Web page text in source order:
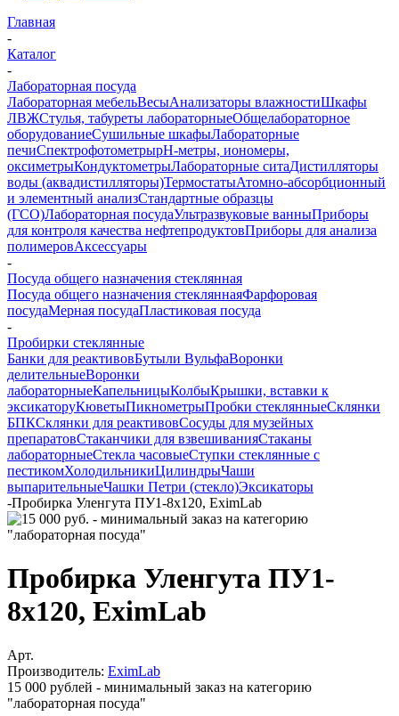
Главная
-
Каталог
-
Лабораторная посуда
Лабораторная мебельВесыАнализаторы влажностиШкафы
ЛВЖСтулья, табуреты лабораторныеОбщелабораторное
оборудованиеСушильные шкафыЛабораторные
печиСпектрофотометрыpH-метры, иономеры,
оксиметрыКондуктометрыЛабораторные ситаДистилляторы
воды (аквадистилляторы)ТермостатыАтомно-абсорбционный
и элементный анализСтандартные образцы
(ГСО)Лабораторная посудаУльтразвуковые ванныПриборы
для контроля качества нефтепродуктовПриборы для анализа
полимеровАксессуары
-
Посуда общего назначения стеклянная
Посуда общего назначения стекляннаяФарфоровая
посудаМерная посудаПластиковая посуда
-
Пробирки стеклянные
Банки для реактивовБутыли ВульфаВоронки
делительныеВоронки
лабораторныеКапельницыКолбыКрышки, вставки к
эксикаторуКюветыПикнометрыПробки стеклянныеСклянки
БПКСклянки для реактивовСосуды для музейных
препаратовСтаканчики для взвешиванияСтаканы
лабораторныеСтекла часовыеСтупки стеклянные с
пестикомХолодильникиЦилиндрыЧаши
выпарительныеЧашки Петри (стекло)Эксикаторы
-Пробирка Уленгута ПУ1-8х120, EximLab
Пробирка Уленгута ПУ1-
8х120, EximLab
Арт.
Производитель: EximLab
15 000 рублей - минимальный заказ на категорию
"лабораторная посуда"